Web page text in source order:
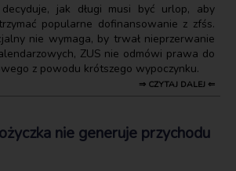
jak długi musi być urlop, aby
popularne dofinansowanie z zfśs.
nie wymaga, by trwał nieprzerwanie
ZUS nie odmówi prawa do
z powodu krótszego wypoczynku.
⇒ CZYTAJ DALEJ ⇐
nie generuje przychodu